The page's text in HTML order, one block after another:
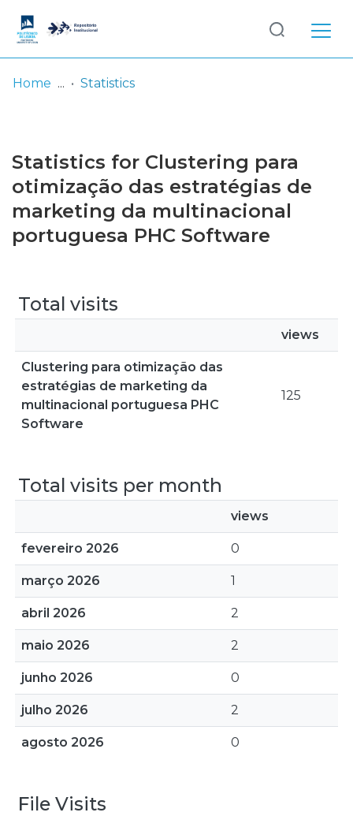
Browse repository
Entities
Log
In
Home Statistics
Statistics for Clustering para
otimização das estratégias de
marketing da multinacional
portuguesa PHC Software
Total visits
views
Clustering para otimização das
estratégias de marketing da
multinacional portuguesa PHC
Software
125
Total visits per month
views
fevereiro 2026 0
março 2026 1
abril 2026 2
maio 2026 2
junho 2026 0
julho 2026 2
agosto 2026 0
File Visits